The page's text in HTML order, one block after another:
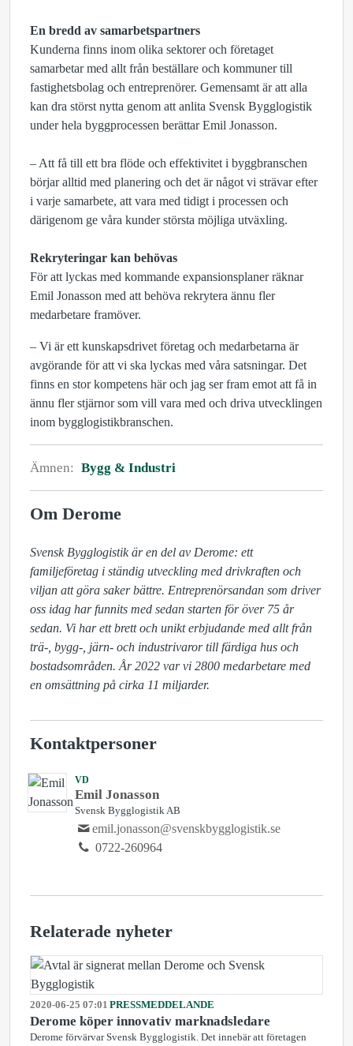
En bredd av samarbetspartners
Kunderna finns inom olika sektorer och företaget
samarbetar med allt från beställare och kommuner till
fastighetsbolag och entreprenörer. Gemensamt är att alla
kan dra störst nytta genom att anlita Svensk Bygglogistik
under hela byggprocessen berättar Emil Jonasson.
– Att få till ett bra flöde och effektivitet i byggbranschen
börjar alltid med planering och det är något vi strävar efter
i varje samarbete, att vara med tidigt i processen och
därigenom ge våra kunder största möjliga utväxling.
Rekryteringar kan behövas
För att lyckas med kommande expansionsplaner räknar
Emil Jonasson med att behöva rekrytera ännu fler
medarbetare framöver.
– Vi är ett kunskapsdrivet företag och medarbetarna är
avgörande för att vi ska lyckas med våra satsningar. Det
finns en stor kompetens här och jag ser fram emot att få in
ännu fler stjärnor som vill vara med och driva utvecklingen
inom bygglogistikbranschen.
Ämnen: Bygg & Industri
Om Derome
Svensk Bygglogistik är en del av Derome: ett
familjeföretag i ständig utveckling med drivkraften och
viljan att göra saker bättre. Entreprenörsandan som driver
oss idag har funnits med sedan starten för över 75 år
sedan. Vi har ett brett och unikt erbjudande med allt från
trä-, bygg-, järn- och industrivaror till färdiga hus och
bostadsområden. År 2022 var vi 2800 medarbetare med
en omsättning på cirka 11 miljarder.
Kontaktpersoner
VD
Emil Jonasson
Svensk Bygglogistik AB
emil.jonasson@svenskbygglogistik.se
0722-260964
Relaterade nyheter
2020-06-25 07:01 PRESSMEDDELANDE
Derome köper innovativ marknadsledare
Derome förvärvar Svensk Bygglogistik. Det innebär att företagen